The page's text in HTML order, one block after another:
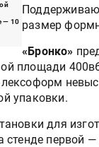
— 10 размер
«Бронко»
площади
упаковки.
для
стенде первой